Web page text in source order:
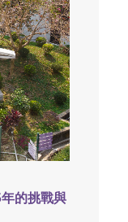
的挑戰與